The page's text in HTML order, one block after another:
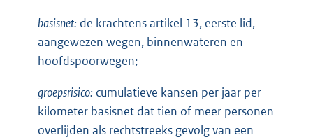
basisnet: de krachtens artikel 13, eerste lid,
aangewezen wegen, binnenwateren en
hoofdspoorwegen;
groepsrisico: cumulatieve kansen per jaar per
kilometer basisnet dat tien of meer personen
overlijden als rechtstreeks gevolg van een